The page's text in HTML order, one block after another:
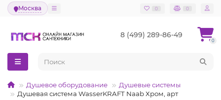
Москва 0 0
8 (499) 289-86-49
0
Душевое оборудование
Душевые системы
Душевая система WasserKRAFT Naab Хром, арт